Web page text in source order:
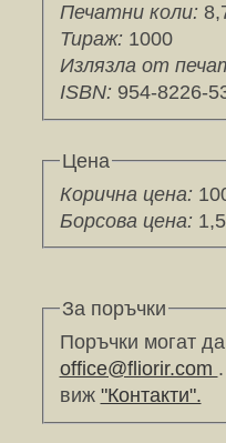
Печатни коли:
Тираж:1000
Излязла от
ISBN:954-8226-
Цена
Корична цена:
Борсова цена:
За поръчки
Поръчки могат
office@fliorir.com
виж "Контакти".